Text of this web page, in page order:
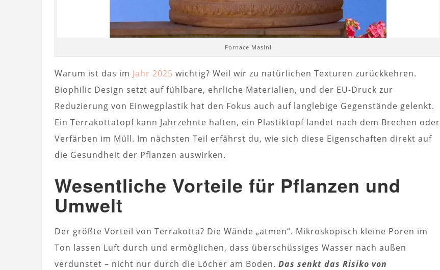
Fornace Masini
Warum ist das im Jahr 2025 wichtig? Weil wir zu natürlichen Texturen zurückkehren.
Biophilic Design setzt auf fühlbare, ehrliche Materialien, und der EU-Druck zur
Reduzierung von Einwegplastik hat den Fokus auch auf langlebige Gegenstände gelenkt.
Ein Terrakottatopf kann Jahrzehnte halten, ein Plastiktopf landet nach dem Brechen oder
Verfärben im Müll. Im nächsten Teil erfährst du, wie sich diese Eigenschaften direkt auf
die Gesundheit der Pflanzen auswirken.
Wesentliche Vorteile für Pflanzen und
Umwelt
Der größte Vorteil von Terrakotta? Die Wände „atmen“. Mikroskopisch kleine Poren im
Ton lassen Luft durch und ermöglichen, dass überschüssiges Wasser nach außen
verdunstet – nicht nur durch die Löcher am Boden. Das senkt das Risiko von